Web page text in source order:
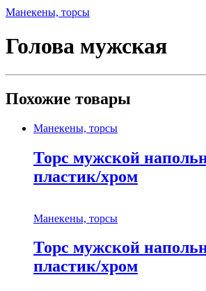
Манекены, торсы
Голова мужская
Похожие товары
Манекены, торсы
Торс мужской
пластик/хром
Манекены, торсы
Торс мужской
пластик/хром